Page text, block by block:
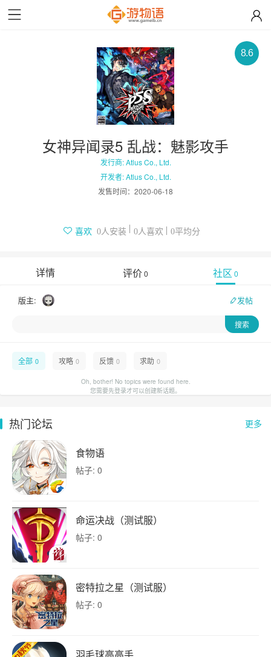
8.6
女神异闻录5 乱战：魅影攻手
发行商: Atlus Co., Ltd.
开发者: Atlus Co., Ltd.
发售时间： 2020-06-18
喜欢 0人安装 0人喜欢 0平均分
详情 评价0 社区 0
版主: 发帖
全部 0 攻略 0 反馈 0 求助 0
Oh, bother! No topics were found here.
您需要先登录才可以创建新话题。
更多
热门论坛
食物语
帖子: 0
命运决战（测试服）
帖子: 0
密特拉之星（测试服）
帖子: 0